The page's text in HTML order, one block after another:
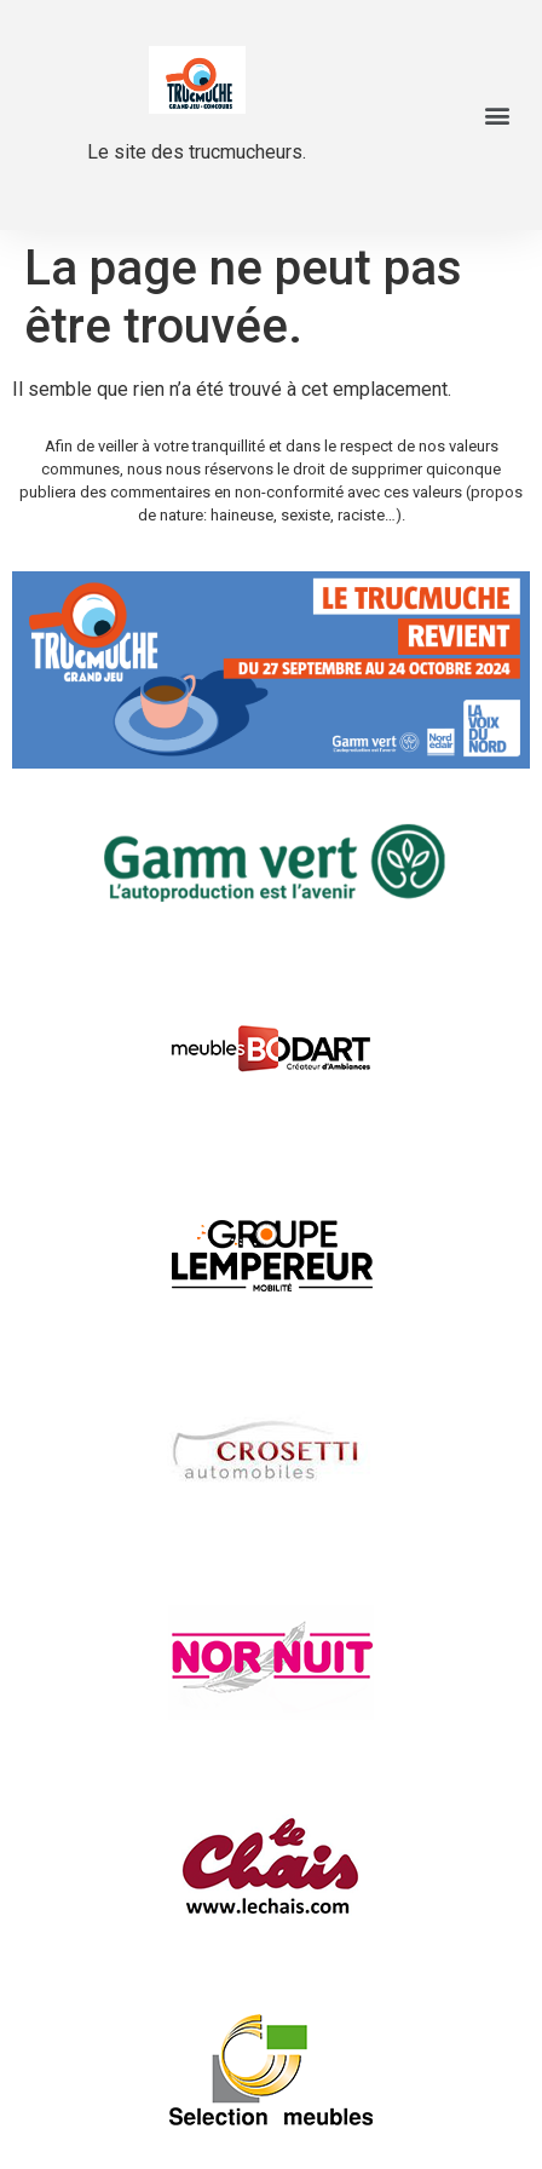
Le site des trucmucheurs.
La page ne peut pas
être trouvée.
Il semble que rien n’a été trouvé à cet emplacement.
Afin de veiller à votre tranquillité et dans le respect de nos valeurs
communes, nous nous réservons le droit de supprimer quiconque
publiera des commentaires en non-conformité avec ces valeurs (propos
de nature: haineuse, sexiste, raciste…).